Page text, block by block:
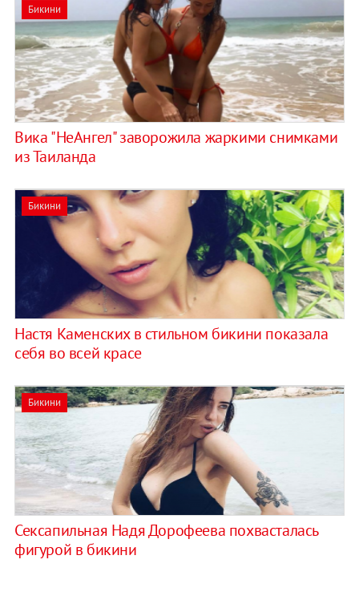
Бикини
Вика "НеАнгел" заворожила жаркими снимками
из Таиланда
Бикини
Настя Каменских в стильном бикини показала
себя во всей красе
Бикини
Сексапильная Надя Дорофеева похвасталась
фигурой в бикини